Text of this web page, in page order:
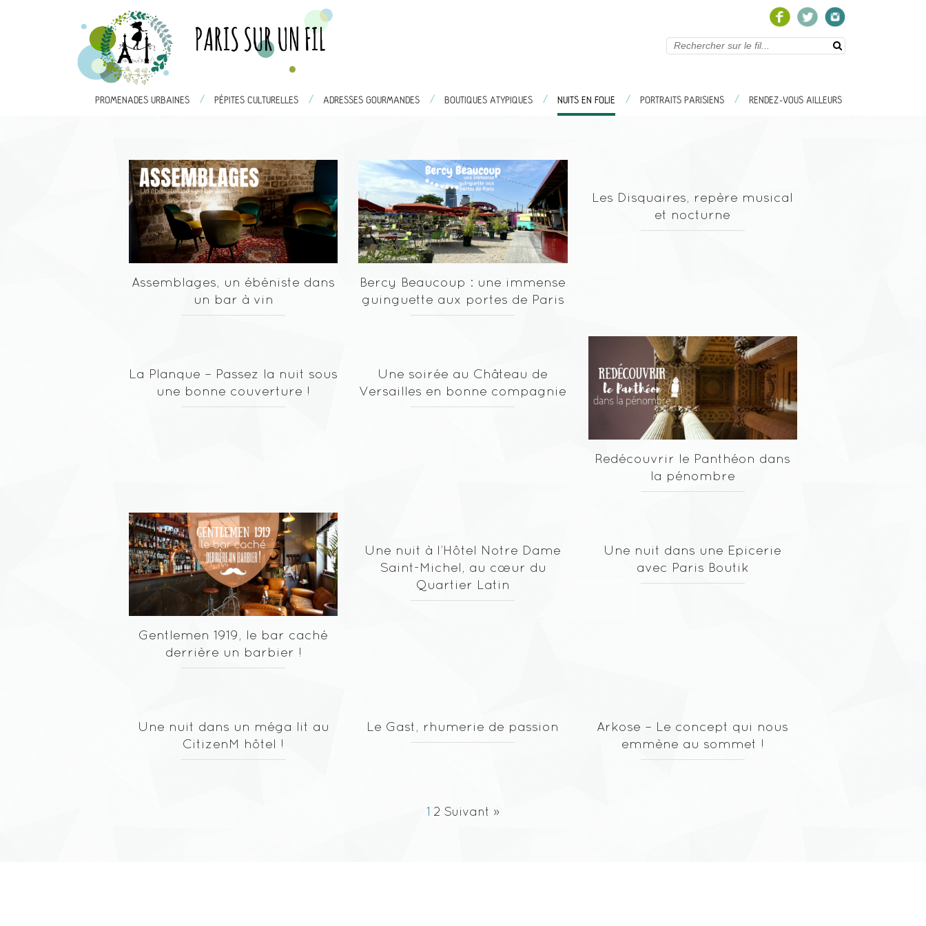
PROMENADES URBAINES / PÉPITES CULTURELLES / ADRESSES GOURMANDES / BOUTIQUES ATYPIQUES / NUITS EN FOLIE / PORTRAITS PARISIENS / RENDEZ-VOUS AILLEURS
PROMENADES URBAINES / PÉPITES CULTURELLES / ADRESSES GOURMANDES / BOUTIQUES ATYPIQUES / NUITS EN FOLIE / PORTRAITS PARISIENS /
Assemblages, un ébéniste dans
un bar à vin
Bercy Beaucoup : une immense
guinguette aux portes de Paris
Les Disquaires, repère musical
et nocturne
La Planque – Passez la nuit sous
une bonne couverture !
Une soirée au Château de
Versailles en bonne compagnie
Redécouvrir le Panthéon dans
la pénombre
Gentlemen 1919, le bar caché
derrière un barbier !
Une nuit à l’Hôtel Notre Dame
Saint-Michel, au cœur du
Quartier Latin
Une nuit dans une Epicerie
avec Paris Boutik
Une nuit dans un méga lit au
CitizenM hôtel !
Le Gast, rhumerie de passion
Arkose – Le concept qui nous
emmène au sommet !
1 2 Suivant »